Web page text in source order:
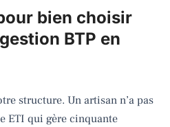
bien choisir
BTP en
structure. Un artisan n’a pas
ETI qui gère cinquante